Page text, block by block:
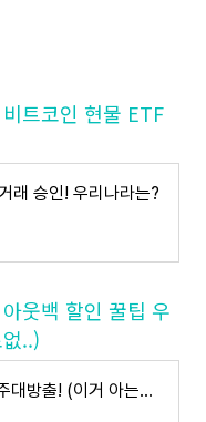
트코인 현물 ETF
래 승인! 우리나라는?
웃백 할인 꿀팁 우
..)
아웃백 할인 꿀팁 우주대방출! (이거 아는사람 별로없..)